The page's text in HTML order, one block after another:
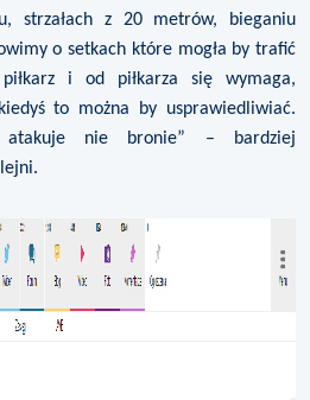
strzałach z 20 metrów, bieganiu
o setkach które mogła by trafić
i od piłkarza się wymaga,
to można by usprawiedliwiać.
atakuje nie bronie” – bardziej